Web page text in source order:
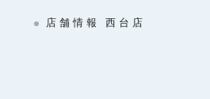
店舗情報 西台店